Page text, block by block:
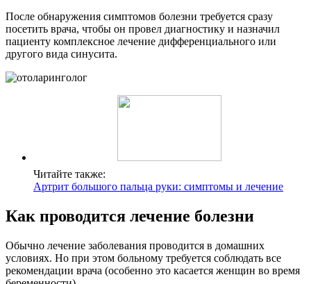
После обнаружения симптомов болезни требуется сразу
посетить врача, чтобы он провел диагностику и назначил
пациенту комплексное лечение дифференциального или
другого вида синусита.
Читайте также:
Артрит большого пальца руки: симптомы и лечение
Как проводится лечение болезни
Обычно лечение заболевания проводится в домашних
условиях. Но при этом больному требуется соблюдать все
рекомендации врача (особенно это касается женщин во время